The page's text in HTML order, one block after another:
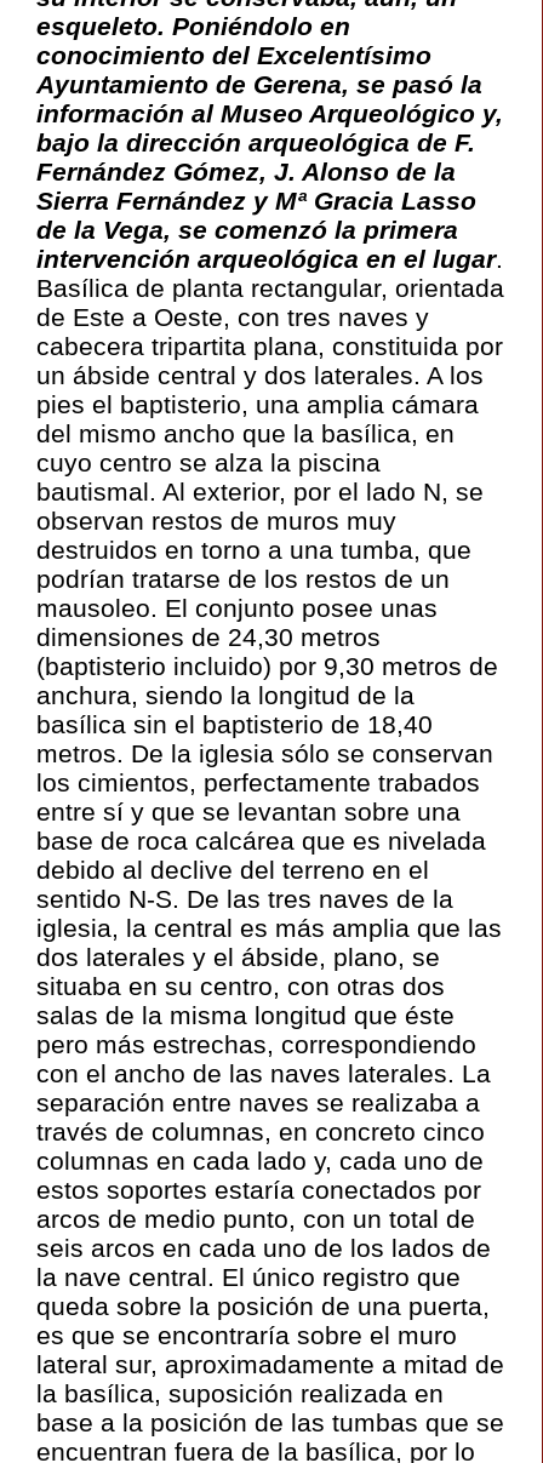
esqueleto. Poniéndolo en
conocimiento del Excelentísimo
Ayuntamiento de Gerena, se pasó la
información al Museo Arqueológico y,
bajo la dirección arqueológica de F.
Fernández Gómez, J. Alonso de la
Sierra Fernández y Mª Gracia Lasso
de la Vega, se comenzó la primera
intervención arqueológica en el lugar.
Basílica de planta rectangular, orientada
de Este a Oeste, con tres naves y
cabecera tripartita plana, constituida por
un ábside central y dos laterales. A los
pies el baptisterio, una amplia cámara
del mismo ancho que la basílica, en
cuyo centro se alza la piscina
bautismal. Al exterior, por el lado N, se
observan restos de muros muy
destruidos en torno a una tumba, que
podrían tratarse de los restos de un
mausoleo. El conjunto posee unas
dimensiones de 24,30 metros
(baptisterio incluido) por 9,30 metros de
anchura, siendo la longitud de la
basílica sin el baptisterio de 18,40
metros. De la iglesia sólo se conservan
los cimientos, perfectamente trabados
entre sí y que se levantan sobre una
base de roca calcárea que es nivelada
debido al declive del terreno en el
sentido N-S. De las tres naves de la
iglesia, la central es más amplia que las
dos laterales y el ábside, plano, se
situaba en su centro, con otras dos
salas de la misma longitud que éste
pero más estrechas, correspondiendo
con el ancho de las naves laterales. La
separación entre naves se realizaba a
través de columnas, en concreto cinco
columnas en cada lado y, cada uno de
estos soportes estaría conectados por
arcos de medio punto, con un total de
seis arcos en cada uno de los lados de
la nave central. El único registro que
queda sobre la posición de una puerta,
es que se encontraría sobre el muro
lateral sur, aproximadamente a mitad de
la basílica, suposición realizada en
base a la posición de las tumbas que se
encuentran fuera de la basílica, por lo